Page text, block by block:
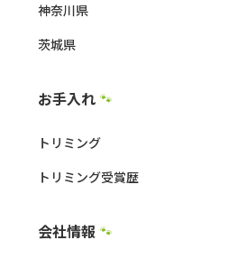
神奈川県
茨城県
お手入れ 🐾
トリミング
トリミング受賞歴
会社情報 🐾